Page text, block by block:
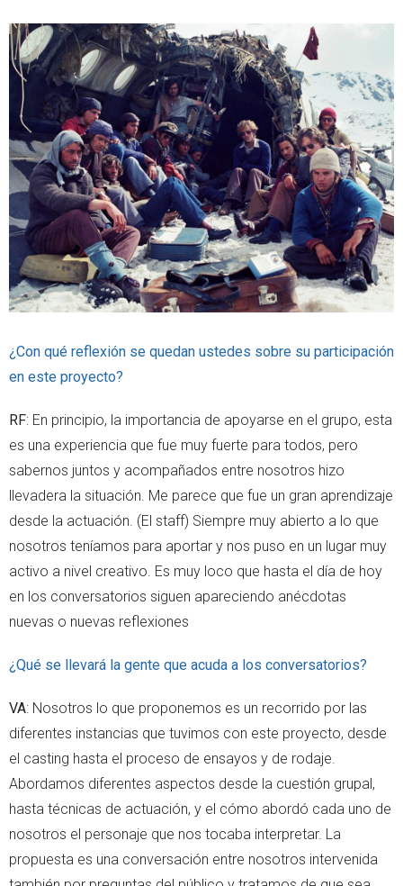
¿Con qué reflexión se quedan ustedes sobre su participación
en este proyecto?
RF: En principio, la importancia de apoyarse en el grupo, esta
es una experiencia que fue muy fuerte para todos, pero
sabernos juntos y acompañados entre nosotros hizo
llevadera la situación. Me parece que fue un gran aprendizaje
desde la actuación. (El staff) Siempre muy abierto a lo que
nosotros teníamos para aportar y nos puso en un lugar muy
activo a nivel creativo. Es muy loco que hasta el día de hoy
en los conversatorios siguen apareciendo anécdotas
nuevas o nuevas reflexiones
¿Qué se llevará la gente que acuda a los conversatorios?
VA: Nosotros lo que proponemos es un recorrido por las
diferentes instancias que tuvimos con este proyecto, desde
el casting hasta el proceso de ensayos y de rodaje.
Abordamos diferentes aspectos desde la cuestión grupal,
hasta técnicas de actuación, y el cómo abordó cada uno de
nosotros el personaje que nos tocaba interpretar. La
propuesta es una conversación entre nosotros intervenida